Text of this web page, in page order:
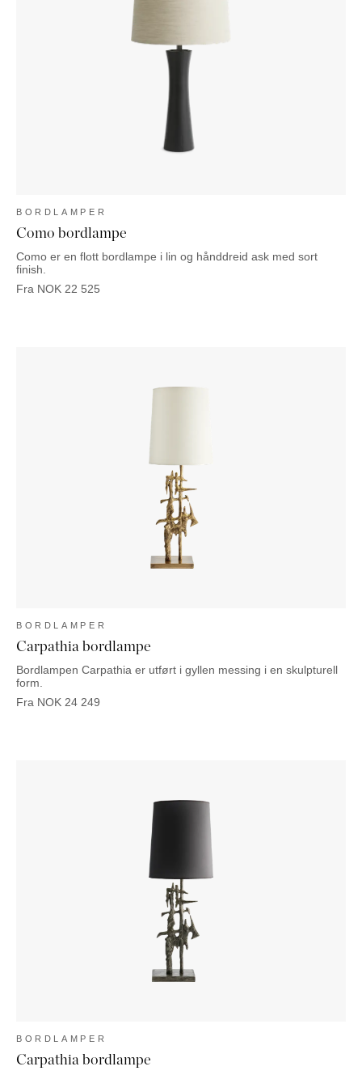
BORDLAMPER
Como bordlampe
Como er en flott bordlampe i lin og hånddreid ask med sort
finish.
Fra NOK 22 525
BORDLAMPER
Carpathia bordlampe
Bordlampen Carpathia er utført i gyllen messing i en skulpturell
form.
Fra NOK 24 249
BORDLAMPER
Carpathia bordlampe